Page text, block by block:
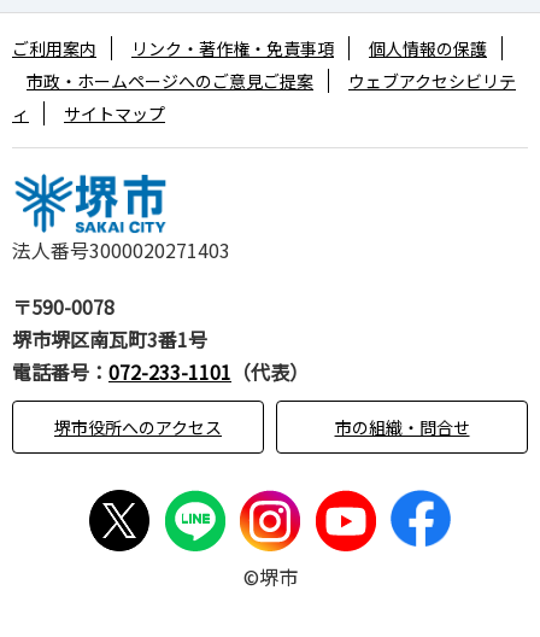
法人番号3000020271403
〒590-0078
堺市堺区南瓦町3番1号
電話番号： 072-233-1101 （代表）
堺市役所へのアクセス 市の組織・問合せ
ご利用案内 リンク・著作権・免責事項
個人情報の保護
市政・ホームページへのご意見ご提案
ウェブアクセシビリテ
ィ
サイトマップ
©堺市